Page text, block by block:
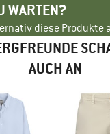
WARTEN?
diese Produkte
AUCH AN